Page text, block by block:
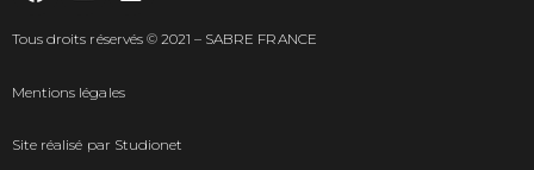
Tous droits réservés © 2021 – SABRE FRANCE
Mentions légales
Site réalisé par Studionet